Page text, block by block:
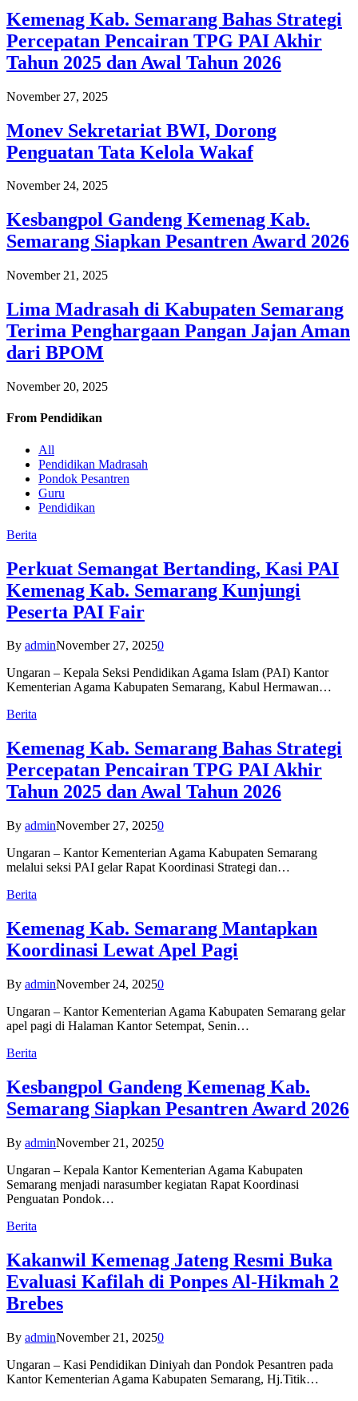
Kemenag Kab. Semarang Bahas Strategi
Percepatan Pencairan TPG PAI Akhir
Tahun 2025 dan Awal Tahun 2026
November 27, 2025
Monev Sekretariat BWI, Dorong
Penguatan Tata Kelola Wakaf
November 24, 2025
Kesbangpol Gandeng Kemenag Kab.
Semarang Siapkan Pesantren Award 2026
November 21, 2025
Lima Madrasah di Kabupaten Semarang
Terima Penghargaan Pangan Jajan Aman
dari BPOM
November 20, 2025
From Pendidikan
All
Pendidikan Madrasah
Pondok Pesantren
Guru
Pendidikan
Berita
Perkuat Semangat Bertanding, Kasi PAI
Kemenag Kab. Semarang Kunjungi
Peserta PAI Fair
By adminNovember 27, 20250
Ungaran – Kepala Seksi Pendidikan Agama Islam (PAI) Kantor
Kementerian Agama Kabupaten Semarang, Kabul Hermawan…
Berita
Kemenag Kab. Semarang Bahas Strategi
Percepatan Pencairan TPG PAI Akhir
Tahun 2025 dan Awal Tahun 2026
By adminNovember 27, 20250
Ungaran – Kantor Kementerian Agama Kabupaten Semarang
melalui seksi PAI gelar Rapat Koordinasi Strategi dan…
Berita
Kemenag Kab. Semarang Mantapkan
Koordinasi Lewat Apel Pagi
By adminNovember 24, 20250
Ungaran – Kantor Kementerian Agama Kabupaten Semarang gelar
apel pagi di Halaman Kantor Setempat, Senin…
Berita
Kesbangpol Gandeng Kemenag Kab.
Semarang Siapkan Pesantren Award 2026
By adminNovember 21, 20250
Ungaran – Kepala Kantor Kementerian Agama Kabupaten
Semarang menjadi narasumber kegiatan Rapat Koordinasi
Penguatan Pondok…
Berita
Kakanwil Kemenag Jateng Resmi Buka
Evaluasi Kafilah di Ponpes Al-Hikmah 2
Brebes
By adminNovember 21, 20250
Ungaran – Kasi Pendidikan Diniyah dan Pondok Pesantren pada
Kantor Kementerian Agama Kabupaten Semarang, Hj.Titik…